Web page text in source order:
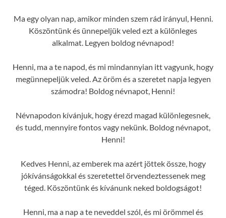
Ma egy olyan nap, amikor minden szem rád irányul, Henni.
Köszöntünk és ünnepeljük veled ezt a különleges
alkalmat. Legyen boldog névnapod!
Henni, ma a te napod, és mi mindannyian itt vagyunk, hogy
megünnepeljük veled. Az öröm és a szeretet napja legyen
számodra! Boldog névnapot, Henni!
Névnapodon kívánjuk, hogy érezd magad különlegesnek,
és tudd, mennyire fontos vagy nekünk. Boldog névnapot,
Henni!
Kedves Henni, az emberek ma azért jöttek össze, hogy
jókívánságokkal és szeretettel örvendeztessenek meg
téged. Köszöntünk és kívánunk neked boldogságot!
Henni, ma a nap a te neveddel szól, és mi örömmel és